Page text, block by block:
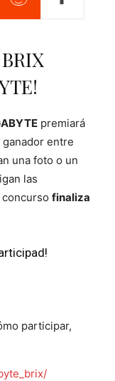
premiará
ganador entre
una foto o un
las
finaliza
participar,